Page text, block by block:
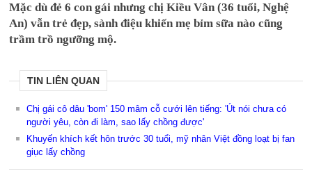
Mặc dù đẻ 6 con gái nhưng chị Kiều Vân (36 tuổi, Nghệ
An) vẫn trẻ đẹp, sành điệu khiến mẹ bỉm sữa nào cũng
trầm trồ ngưỡng mộ.
TIN LIÊN QUAN
Chị gái cô dâu 'bom' 150 mâm cỗ cưới lên tiếng: 'Út nói chưa có
người yêu, còn đi làm, sao lấy chồng được'
Khuyến khích kết hôn trước 30 tuổi, mỹ nhân Việt đồng loạt bị fan
giục lấy chồng